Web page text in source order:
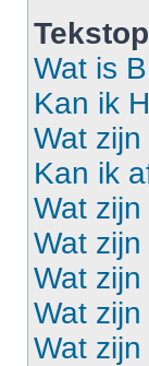
Wat is
Kan ik
Wat
Kan ik
Wat
Wat
Wat
Wat
Wat